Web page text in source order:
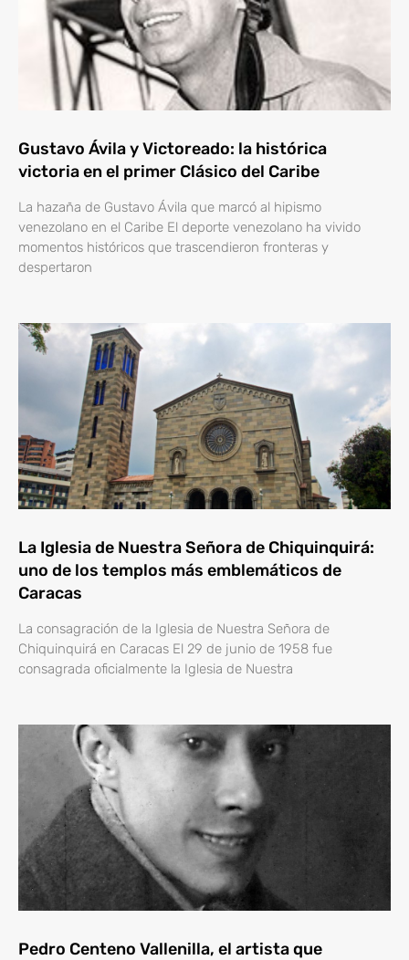
Gustavo Ávila y Victoreado: la histórica
victoria en el primer Clásico del Caribe
La hazaña de Gustavo Ávila que marcó al hipismo
venezolano en el Caribe El deporte venezolano ha vivido
momentos históricos que trascendieron fronteras y
despertaron
La Iglesia de Nuestra Señora de Chiquinquirá:
uno de los templos más emblemáticos de
Caracas
La consagración de la Iglesia de Nuestra Señora de
Chiquinquirá en Caracas El 29 de junio de 1958 fue
consagrada oficialmente la Iglesia de Nuestra
Pedro Centeno Vallenilla, el artista que